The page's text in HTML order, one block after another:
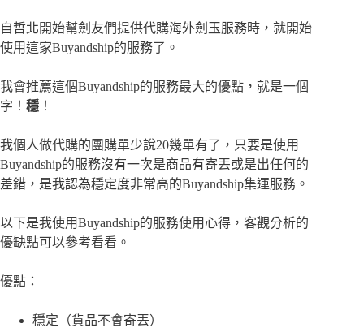
自哲北開始幫劍友們提供代購海外劍玉服務時，就開始
使用這家Buyandship的服務了。
我會推薦這個Buyandship的服務最大的優點，就是一個
字！ 穩 ！
我個人做代購的團購單少說20幾單有了，只要是使用
Buyandship的服務沒有一次是商品有寄丟或是出任何的
差錯，是我認為穩定度非常高的Buyandship集運服務。
以下是我使用Buyandship的服務使用心得，客觀分析的
優缺點可以參考看看。
優點：
穩定（貨品不會寄丟）